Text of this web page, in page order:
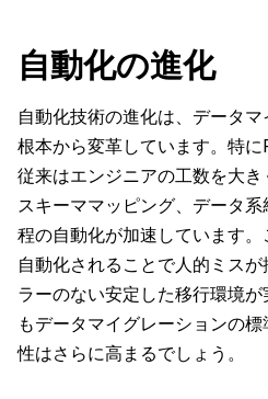
自動化の進化
自動化技術の進化は、データ
根本から変革しています。特に
従来はエンジニアの工数を大
スキーママッピング、データ
程の自動化が加速しています
自動化されることで人的ミス
ラーのない安定した移行環境
もデータマイグレーションの
性はさらに高まるでしょう。